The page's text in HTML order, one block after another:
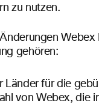
zu nutzen.
Webex
gehören:
Länder für die
von Webex, die